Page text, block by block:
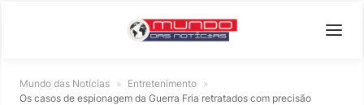
Mundo das Notícias » Entretenimento »
Os casos de espionagem da Guerra Fria retratados com precisão